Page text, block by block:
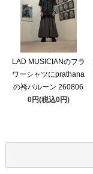
LAD MUSICIANのフラ
ワーシャツにprathana
の袴バルーン 260806
0円(税込0円)